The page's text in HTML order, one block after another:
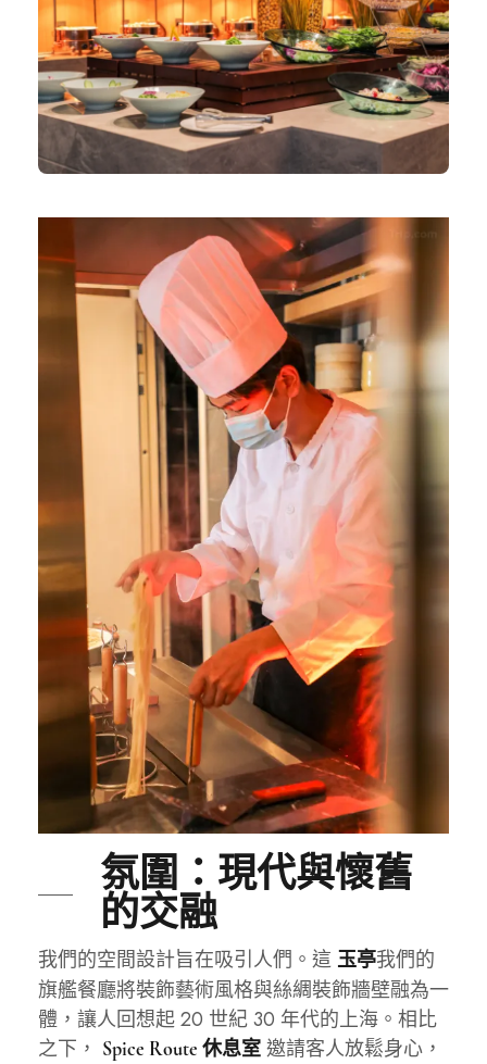
氛圍：現代與懷舊
的交融
我們的空間設計旨在吸引人們。這 玉亭我們的
旗艦餐廳將裝飾藝術風格與絲綢裝飾牆壁融為一
體，讓人回想起 20 世紀 30 年代的上海。相比
之下， Spice Route 休息室 邀請客人放鬆身心，